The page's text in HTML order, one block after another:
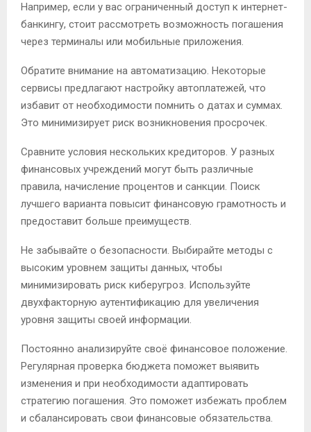
Например, если у вас ограниченный доступ к интернет-
банкингу, стоит рассмотреть возможность погашения
через терминалы или мобильные приложения.
Обратите внимание на автоматизацию. Некоторые
сервисы предлагают настройку автоплатежей, что
избавит от необходимости помнить о датах и суммах.
Это минимизирует риск возникновения просрочек.
Сравните условия нескольких кредиторов. У разных
финансовых учреждений могут быть различные
правила, начисление процентов и санкции. Поиск
лучшего варианта повысит финансовую грамотность и
предоставит больше преимуществ.
Не забывайте о безопасности. Выбирайте методы с
высоким уровнем защиты данных, чтобы
минимизировать риск киберугроз. Используйте
двухфакторную аутентификацию для увеличения
уровня защиты своей информации.
Постоянно анализируйте своё финансовое положение.
Регулярная проверка бюджета поможет выявить
изменения и при необходимости адаптировать
стратегию погашения. Это поможет избежать проблем
и сбалансировать свои финансовые обязательства.